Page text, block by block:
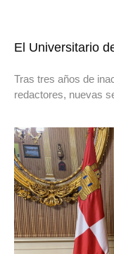
El Universitario
Tras tres años de
redactores, nuevas